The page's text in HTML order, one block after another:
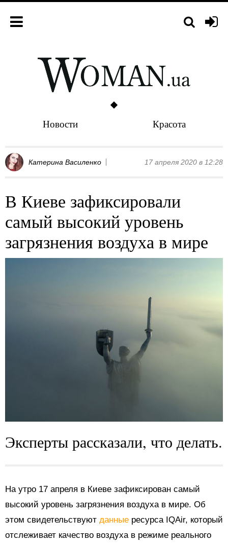
Новости Красота
Катерина Василенко 17 апреля 2020 в 12:28
В Киеве зафиксировали
самый высокий уровень
загрязнения воздуха в мире
Эксперты рассказали, что делать.
На утро 17 апреля в Киеве зафиксирован самый
высокий уровень загрязнения воздуха в мире. Об
этом свидетельствуют данные ресурса IQAir, который
отслеживает качество воздуха в режиме реального